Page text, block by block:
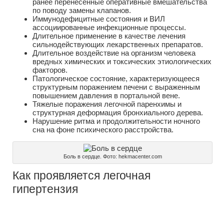
ранее перенесенные оперативные вмешательства
по поводу замены клапанов.
Иммунодефицитные состояния и ВИЛ
ассоциированные инфекционные процессы.
Длительное применение в качестве лечения
сильнодействующих лекарственных препаратов.
Длительное воздействие на организм человека
вредных химических и токсических этиологических
факторов.
Патологическое состояние, характеризующееся
структурным поражением печени с выраженным
повышением давления в портальной вене.
Тяжелые поражения легочной паренхимы и
структурная деформация бронхиального дерева.
Нарушение ритма и продолжительности ночного
сна на фоне психического расстройства.
Боль в сердце. Фото: hekmacenter.com
Как проявляется легочная
гипертензия